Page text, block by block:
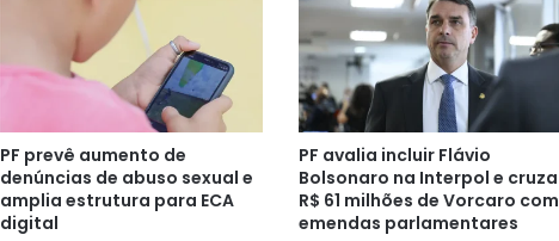
PF prevê aumento de
denúncias de abuso sexual e
amplia estrutura para ECA
digital
PF avalia incluir Flávio
Bolsonaro na Interpol e cruza
R$ 61 milhões de Vorcaro com
emendas parlamentares